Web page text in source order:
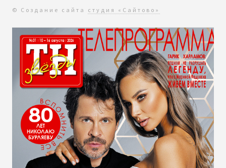
© Создание сайта студия «Сайтово»